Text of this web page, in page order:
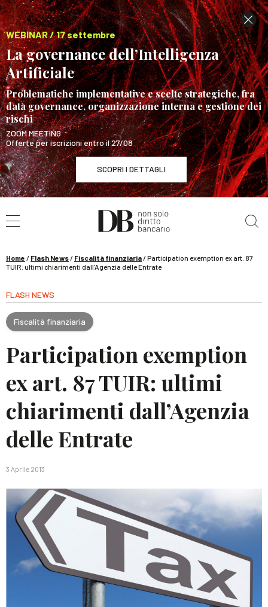
WEBINAR / 17 settembre
La governance dell’Intelligenza
Artificiale
Problematiche implementative e scelte strategiche, fra
data governance, organizzazione interna e gestione dei
rischi
ZOOM MEETING
Offerte per iscrizioni entro il 27/08
SCOPRI I DETTAGLI
WEBINAR / 17 settembre
La governance dell’Intelligenza Artificiale
Home / Flash News/ Fiscalità finanziaria/Participation exemption ex art. 87
TUIR: ultimi chiarimenti dall’Agenzia delle Entrate
FLASH NEWS
Fiscalità finanziaria
Participation exemption
ex art. 87 TUIR: ultimi
chiarimenti dall’Agenzia
delle Entrate
3 Aprile 2013